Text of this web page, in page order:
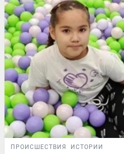
ПРОИСШЕСТВИЯ ИСТОРИИ